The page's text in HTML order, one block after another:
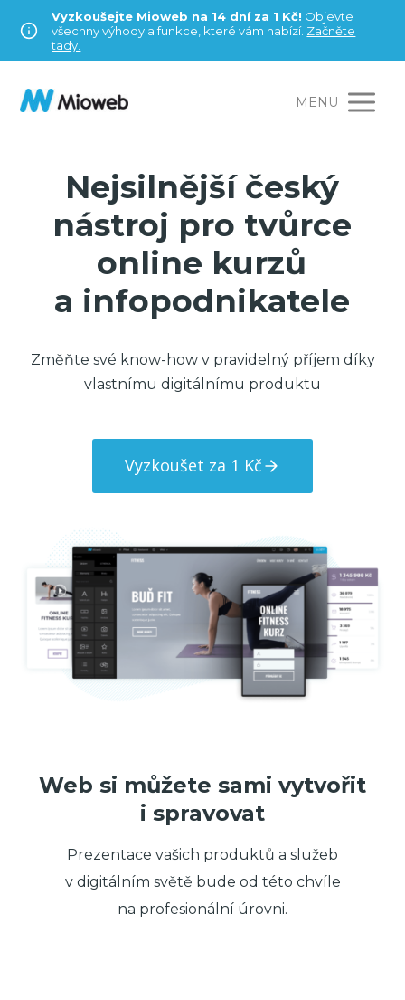
Vyzkoušejte Mioweb na 14 dní za 1 Kč! Objevte
všechny výhody a funkce, které vám nabízí. Začněte
tady.
MENU
Nejsilnější český
nástroj pro tvůrce
online kurzů
a infopodnikatele
Změňte své know-how v pravidelný příjem díky
vlastnímu digitálnímu produktu
Vyzkoušet za 1 Kč
Web si můžete sami vytvořit
i spravovat
Prezentace vašich produktů a služeb
v digitálním světě bude od této chvíle
na profesionální úrovni.